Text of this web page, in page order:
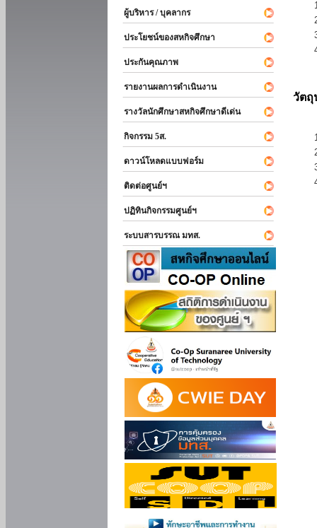
ผู้บริหาร / บุคลากร
ประโยชน์ของสหกิจศึกษา
ประกันคุณภาพ
รายงานผลการดำเนินงาน
รางวัลนักศึกษาสหกิจศึกษาดีเด่น
กิจกรรม 5ส.
ดาวน์โหลดแบบฟอร์ม
ติดต่อศูนย์ฯ
ปฏิทินกิจกรรมศูนย์ฯ
ระบบสารบรรณ มทส.
วัตถุ